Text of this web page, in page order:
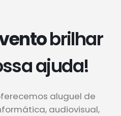
brilhar
ajuda!
aluguel de
audiovisual,